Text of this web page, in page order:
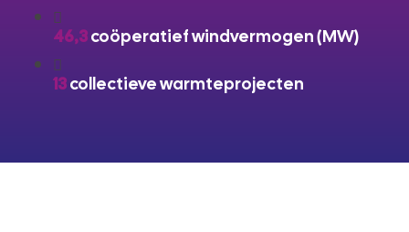
46,3coöperatief windvermogen (MW)
13collectieve warmteprojecten